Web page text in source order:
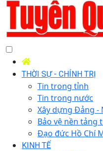
THỜI SỰ - CHÍNH TRỊ
Tin trong tỉnh
Tin trong nước
Xây dựng Đảng -
Bảo vệ nền tảng
Đạo đức Hồ Chí
KINH TẾ